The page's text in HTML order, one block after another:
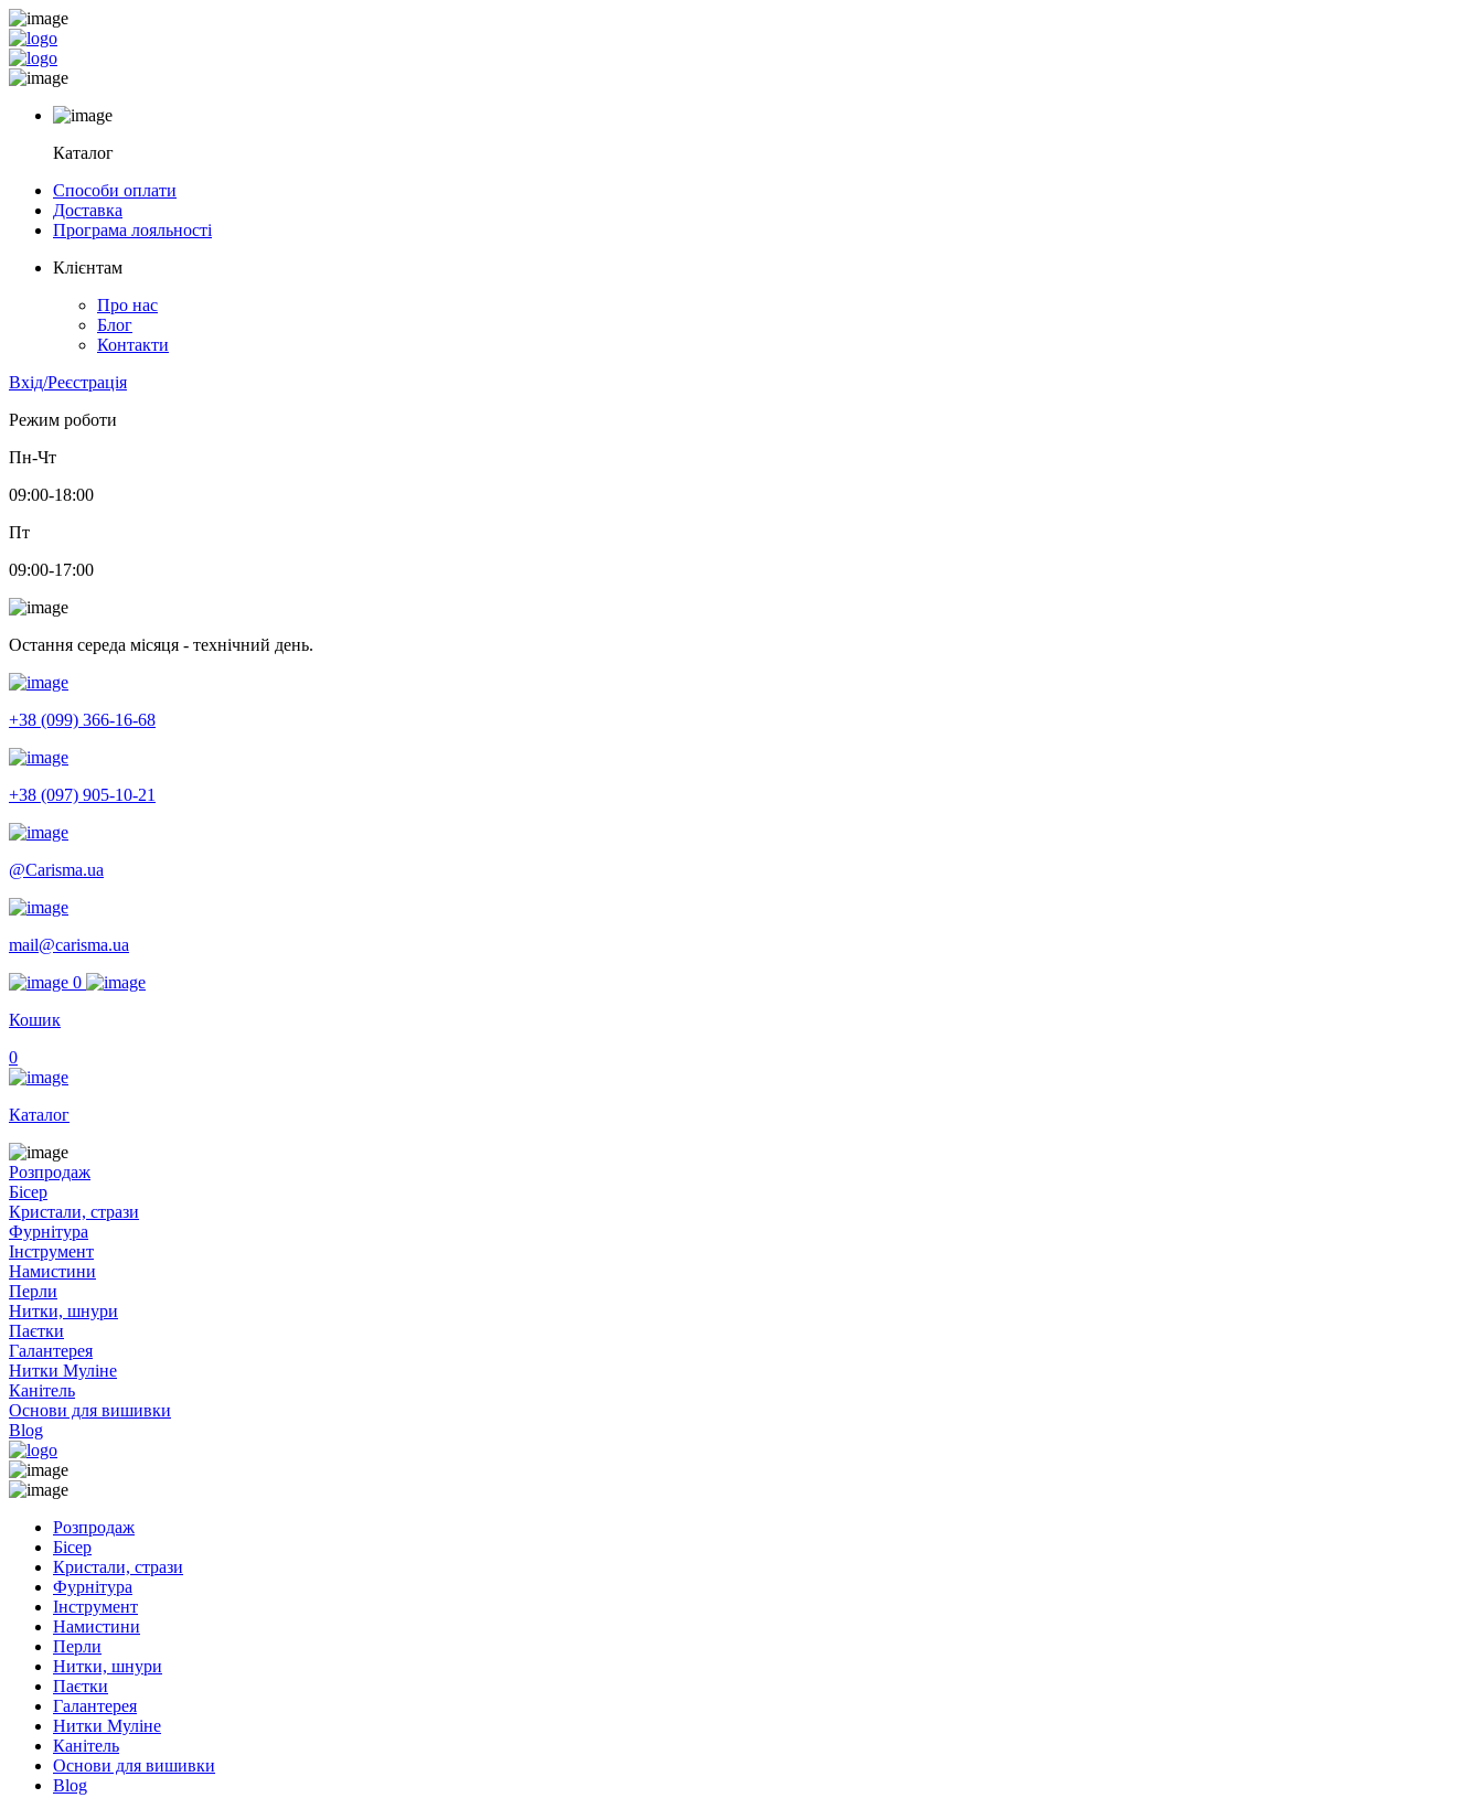
Каталог
Способи оплати
Доставка
Програма лояльності
Клієнтам
Про нас
Блог
Контакти
Вхід/Реєстрація
Режим роботи
Пн-Чт
09:00-18:00
Пт
09:00-17:00
Остання середа місяця - технічний день.
+38 (099) 366-16-68
+38 (097) 905-10-21
@Carisma.ua
mail@carisma.ua
0
Кошик
0
Каталог
Розпродаж
Бісер
Кристали, стрази
Фурнітура
Інструмент
Намистини
Перли
Нитки, шнури
Паєтки
Галантерея
Нитки Муліне
Канітель
Основи для вишивки
Blog
Розпродаж
Бісер
Кристали, стрази
Фурнітура
Інструмент
Намистини
Перли
Нитки, шнури
Паєтки
Галантерея
Нитки Муліне
Канітель
Основи для вишивки
Blog